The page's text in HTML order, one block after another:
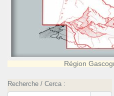
Région
Recherche / Cerca :